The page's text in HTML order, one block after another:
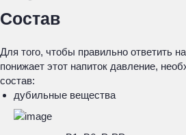
Состав
Для того, чтобы правильно ответить
понижает этот напиток давление,
состав:
дубильные вещества